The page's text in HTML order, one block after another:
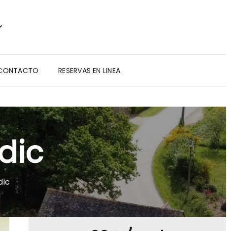
RESERVAS EN LINEA